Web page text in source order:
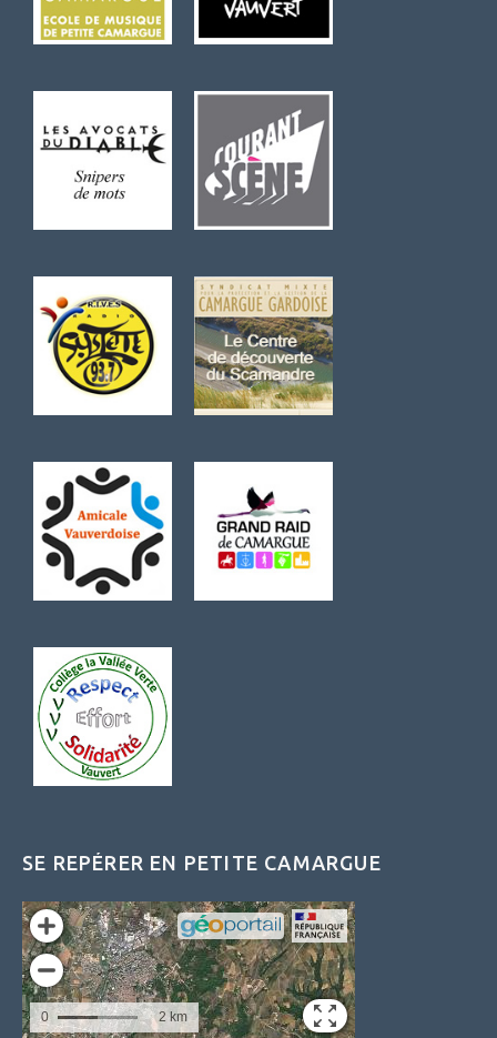
SE REPÉRER EN PETITE CAMARGUE